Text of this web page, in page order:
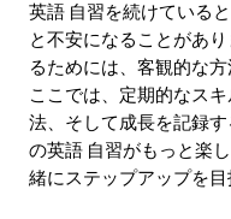
英語 自習を続けている
と不安になることがあ
るためには、客観的な
ここでは、定期的なス
法、そして成長を記録
の英語 自習がもっと楽
緒にステップアップを目